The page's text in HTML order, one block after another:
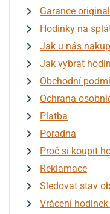
Garance
Hodinky na
Jak u nás
Jak vybrat
Obchodní
Ochrana
Platba
Poradna
Proč si koupit
Reklamace
Sledovat stav
Vrácení